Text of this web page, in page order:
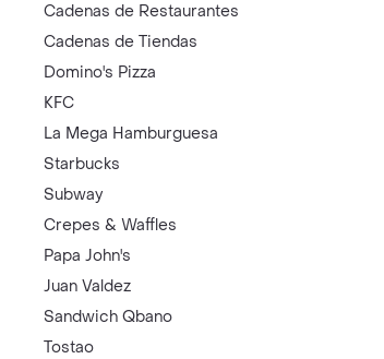
Cadenas de Restaurantes
Cadenas de Tiendas
Domino's Pizza
KFC
La Mega Hamburguesa
Starbucks
Subway
Crepes & Waffles
Papa John's
Juan Valdez
Sandwich Qbano
Tostao